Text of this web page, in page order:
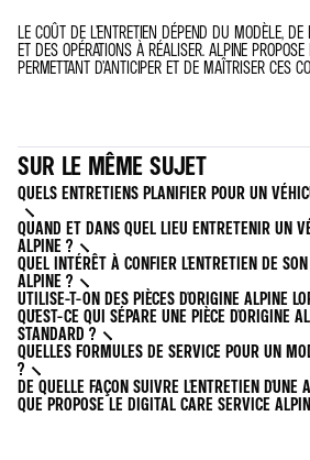
LE COÛT DE L’ENTRETIEN DÉPEND DU MODÈLE, DE
ET DES OPÉRATIONS À RÉALISER. ALPINE
PERMETTANT D’ANTICIPER ET DE MAÎTRISER CES
SUR LE MÊME SUJET
QUELS ENTRETIENS PLANIFIER POUR UN
QUAND ET DANS QUEL LIEU ENTRETENIR UN
ALPINE ?
QUEL INTÉRÊT À CONFIER L'ENTRETIEN DE
ALPINE ?
UTILISE-T-ON DES PIÈCES D'ORIGINE ALPINE
QU'EST-CE QUI SÉPARE UNE PIÈCE D'ORIGINE
STANDARD ?
QUELLES FORMULES DE SERVICE POUR UN
?
DE QUELLE FAÇON SUIVRE L'ENTRETIEN D'UNE
QUE PROPOSE LE DIGITAL CARE SERVICE